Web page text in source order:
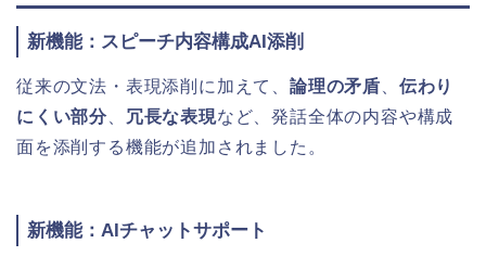
新機能：スピーチ内容構成AI添削
従来の文法・表現添削に加えて、 論理の矛盾
伝わり
にくい部分
冗長な表現など、発話全体の内容や構成
面を添削する機能が追加されました。
新機能：AIチャットサポート